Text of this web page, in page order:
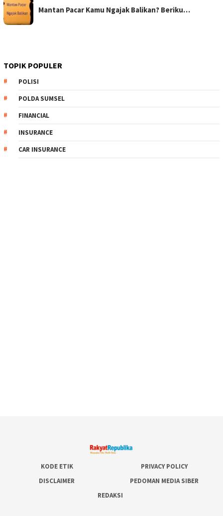
Mantan Pacar Kamu Ngajak Balikan? Beriku…
TOPIK POPULER
POLISI
POLDA SUMSEL
FINANCIAL
INSURANCE
CAR INSURANCE
KODE ETIK
PRIVACY POLICY
DISCLAIMER
PEDOMAN MEDIA SIBER
REDAKSI